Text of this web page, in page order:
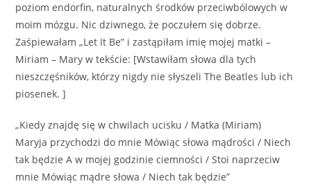
poziom endorfin, naturalnych środków przeciwbólowych w
moim mózgu. Nic dziwnego, że poczułem się dobrze.
Zaśpiewałam „Let It Be” i zastąpiłam imię mojej matki –
Miriam – Mary w tekście: [Wstawiłam słowa dla tych
nieszczęśników, którzy nigdy nie słyszeli The Beatles lub ich
piosenek. ]
„Kiedy znajdę się w chwilach ucisku / Matka (Miriam)
Maryja przychodzi do mnie Mówiąc słowa mądrości / Niech
tak będzie A w mojej godzinie ciemności / Stoi naprzeciw
mnie Mówiąc mądre słowa / Niech tak będzie”